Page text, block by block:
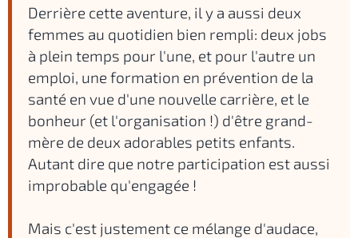
Derrière cette aventure, il y a aussi deux
femmes au quotidien bien rempli: deux jobs
à plein temps pour l'une, et pour l'autre un
emploi, une formation en prévention de la
santé en vue d'une nouvelle carrière, et le
bonheur (et l'organisation !) d'être grand-
mère de deux adorables petits enfants.
Autant dire que notre participation est aussi
improbable qu'engagée !
Mais c'est justement ce mélange d'audace,